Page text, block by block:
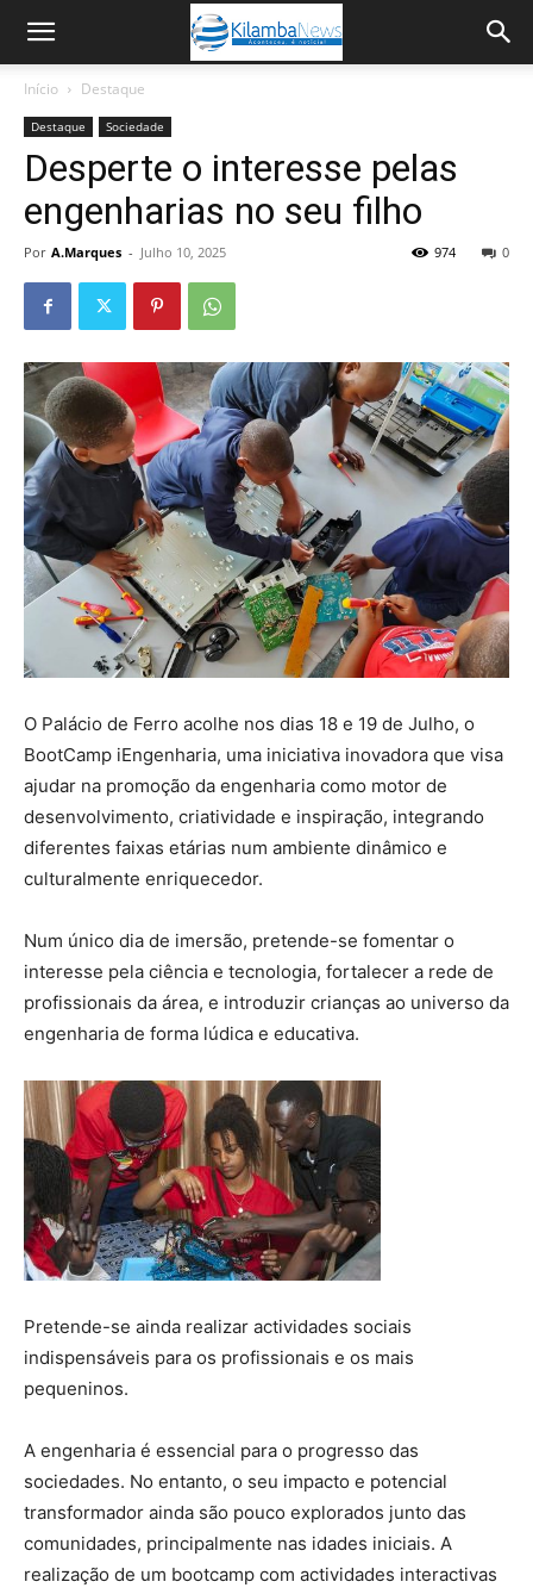
Início Destaque
Destaque Sociedade
Desperte o interesse pelas
engenharias no seu filho
Por A.Marques - Julho 10, 2025 0
974
O Palácio de Ferro acolhe nos dias 18 e 19 de Julho, o
BootCamp iEngenharia, uma iniciativa inovadora que visa
ajudar na promoção da engenharia como motor de
desenvolvimento, criatividade e inspiração, integrando
diferentes faixas etárias num ambiente dinâmico e
culturalmente enriquecedor.
Num único dia de imersão, pretende-se fomentar o
interesse pela ciência e tecnologia, fortalecer a rede de
profissionais da área, e introduzir crianças ao universo da
engenharia de forma lúdica e educativa.
Pretende-se ainda realizar actividades sociais
indispensáveis para os profissionais e os mais
pequeninos.
A engenharia é essencial para o progresso das
sociedades. No entanto, o seu impacto e potencial
transformador ainda são pouco explorados junto das
comunidades, principalmente nas idades iniciais. A
realização de um bootcamp com actividades interactivas